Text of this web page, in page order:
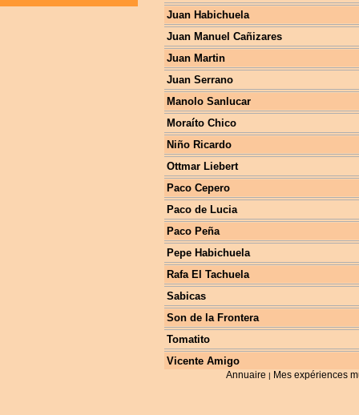
Juan Habichuela
Juan Manuel Cañizares
Juan Martin
Juan Serrano
Manolo Sanlucar
Moraíto Chico
Niño Ricardo
Ottmar Liebert
Paco Cepero
Paco de Lucia
Paco Peña
Pepe Habichuela
Rafa El Tachuela
Sabicas
Son de la Frontera
Tomatito
Vicente Amigo
Annuaire | Mes expériences